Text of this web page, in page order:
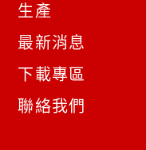
生產
最新消息
下載專區
聯絡我們